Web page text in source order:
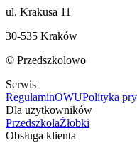
ul. Krakusa 11
30-535 Kraków
© Przedszkolowo
Serwis
RegulaminOWUPolityka
Dla użytkowników
PrzedszkolaŻłobki
Obsługa klienta